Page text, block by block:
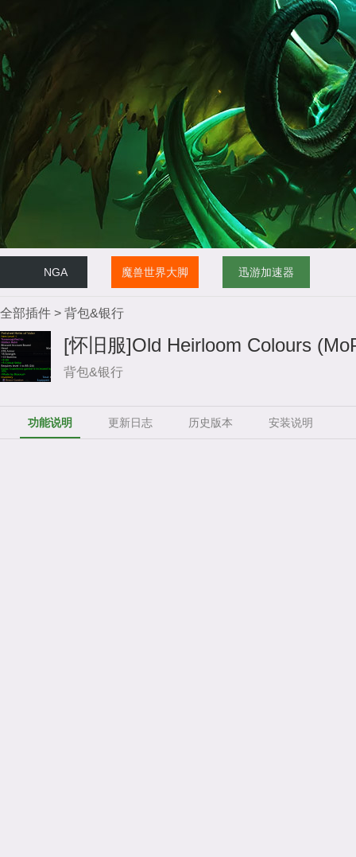
NGA 魔兽世界大脚 迅游加速器
全部插件 > 背包&银行
[怀旧服]Old Heirloom Colours
背包&银行
功能说明 更新日志 历史版本 安装说明